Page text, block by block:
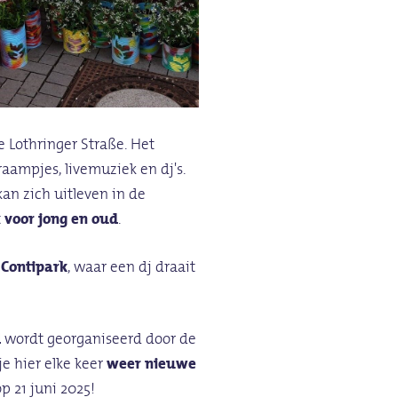
Straße. Het
livemuziek en dj's.
zich uitleven in de
voor jong en oud.
, waar een dj draait
wordt georganiseerd door de
hier elke keerweer nieuwe
21 juni 2025!